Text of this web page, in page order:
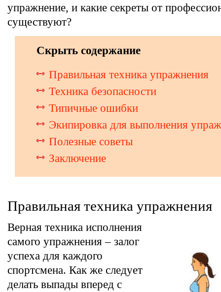
упражнение, и какие секреты от
существуют?
Скрыть содержание
Правильная техника упражнения
Техника безопасности
Типичные ошибки
Экипировка для выполнения
Полезные советы
Заключение
Правильная техника упражнения
Верная техника исполнения
самого упражнения – залог
успеха для каждого
спортсмена. Как же следует
делать выпады вперед с